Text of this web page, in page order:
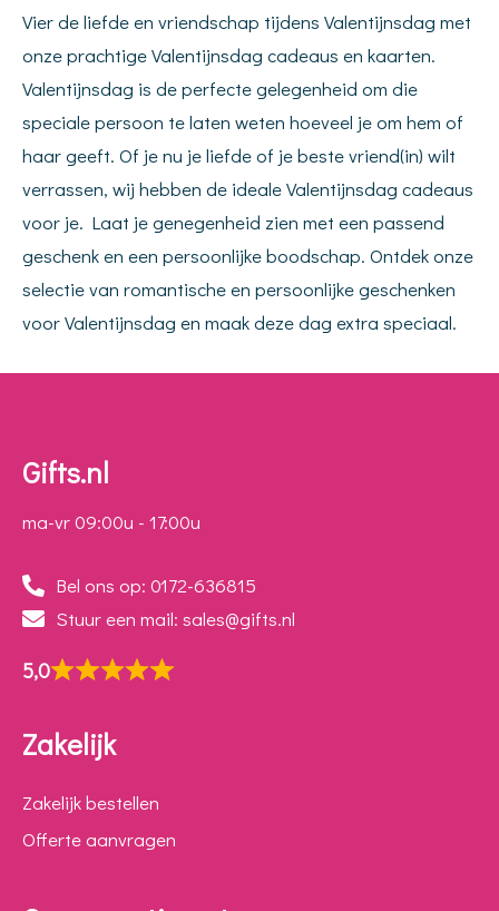
Vier de liefde en vriendschap tijdens Valentijnsdag met
onze prachtige Valentijnsdag cadeaus en kaarten.
Valentijnsdag is de perfecte gelegenheid om die
speciale persoon te laten weten hoeveel je om hem of
haar geeft. Of je nu je liefde of je beste vriend(in) wilt
verrassen, wij hebben de ideale Valentijnsdag cadeaus
voor je. Laat je genegenheid zien met een passend
geschenk en een persoonlijke boodschap. Ontdek onze
selectie van romantische en persoonlijke geschenken
voor Valentijnsdag en maak deze dag extra speciaal.
Gifts.nl
ma-vr 09:00u - 17:00u
Bel ons op: 0172-636815
Stuur een mail: sales@gifts.nl
5,0
Zakelijk
Zakelijk bestellen
Offerte aanvragen